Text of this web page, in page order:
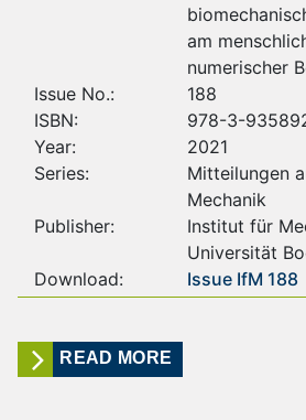
am
numerischer
Issue No.:
188
ISBN:
978-3-
Year:
2021
Series:
Mitteilungen
Mechanik
Publisher:
Institut für
Universität
Download:
Issue IfM 188
READ MORE